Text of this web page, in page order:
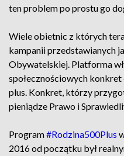
ten problem po prostu go
Wiele obietnic z których
kampanii przedstawianych
Obywatelskiej. Platforma
społecznościowych
plus. Konkret, którzy
pieniądze Prawo i
Program#Rodzina500Plus
2016 od początku był